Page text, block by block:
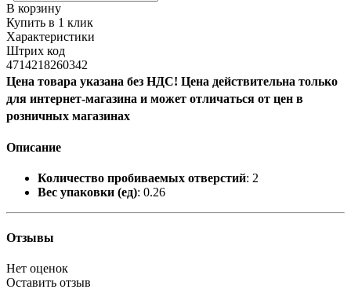
В корзину
Купить в 1 клик
Характеристики
Штрих код
4714218260342
Цена товара указана без НДС! Цена действительна только
для интернет-магазина и может отличаться от цен в
розничных магазинах
Описание
Количество пробиваемых отверстий: 2
Вес упаковки (ед): 0.26
Отзывы
Нет оценок
Оставить отзыв